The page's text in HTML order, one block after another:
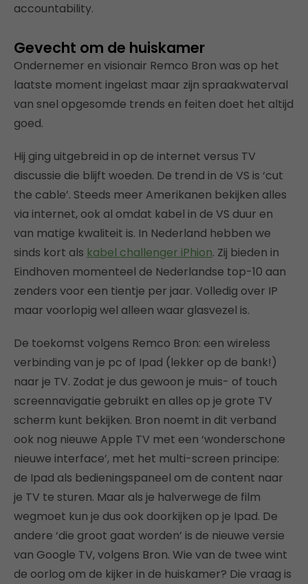
accountability.
Gevecht om de huiskamer
Ondernemer en visionair Remco Bron was op het
laatste moment ingelast maar zijn spraakwaterval
van snel opgesomde trends en feiten doet het altijd
goed.
Hij ging uitgebreid in op de internet versus TV
discussie die blijft woeden. De trend in de VS is ‘cut
the cable’. Steeds meer Amerikanen bekijken alles
via internet, ook al omdat kabel in de VS duur en
van matige kwaliteit is. In Nederland hebben we
sinds kort als kabel challenger iPhion. Zij bieden in
Eindhoven momenteel de Nederlandse top-10 aan
zenders voor een tientje per jaar. Volledig over IP
maar voorlopig wel alleen waar glasvezel is.
De toekomst volgens Remco Bron: een wireless
verbinding van je pc of Ipad (lekker op de bank!)
naar je TV. Zodat je dus gewoon je muis- of touch
screennavigatie gebruikt en alles op je grote TV
scherm kunt bekijken. Bron noemt in dit verband
ook nog nieuwe Apple TV met een ‘wonderschone
nieuwe interface’, met het multi-screen principe:
de Ipad als bedieningspaneel om de content naar
je TV te sturen. Maar als je halverwege de film
wegmoet kun je dus ook doorkijken op je Ipad. De
andere ‘die groot gaat worden’ is de nieuwe versie
van Google TV, volgens Bron. Wie van de twee wint
de oorlog om de kijker in de huiskamer? Die vraag is